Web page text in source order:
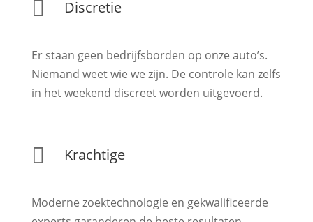
 Discretie
Er staan geen bedrijfsborden op onze auto’s.
Niemand weet wie we zijn. De controle kan zelfs
in het weekend discreet worden uitgevoerd.
 Krachtige
Moderne zoektechnologie en gekwalificeerde